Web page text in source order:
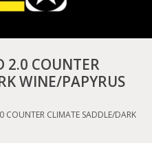
2.0 COUNTER
WINE/PAPYRUS
COUNTER CLIMATE SADDLE/DARK